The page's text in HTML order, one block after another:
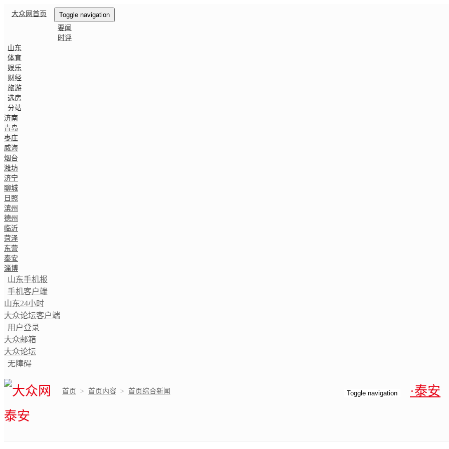
Toggle navigation
大众网首页
要闻
时评
山东
体育
娱乐
财经
旅游
选房
分站
济南
青岛
枣庄
威海
烟台
潍坊
济宁
聊城
日照
滨州
德州
临沂
菏泽
东营
泰安
淄博
山东手机报
手机客户端
山东24小时
大众论坛客户端
用户登录
大众邮箱
大众论坛
无障碍
Toggle navigation ·泰安
首页 > 首页内容 > 首页综合新闻